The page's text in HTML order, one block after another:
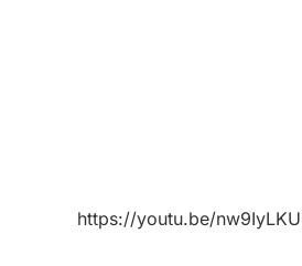
https://youtu.be/